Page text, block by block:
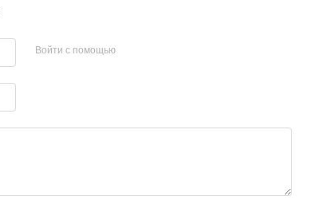
Войти с помощью